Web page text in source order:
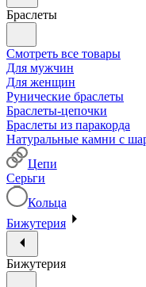
Браслеты
Смотреть все товары
Для мужчин
Для женщин
Рунические браслеты
Браслеты-цепочки
Браслеты из паракорда
Натуральные камни с
Цепи
Серьги
Кольца
Бижутерия
Бижутерия